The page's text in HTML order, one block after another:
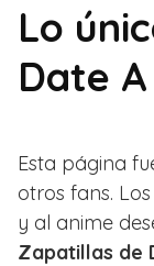
Lo
Date
Esta página
otros fans.
y al anime
Zapatillas de